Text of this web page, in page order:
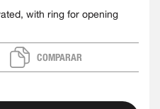
with ring for opening
COMPARAR